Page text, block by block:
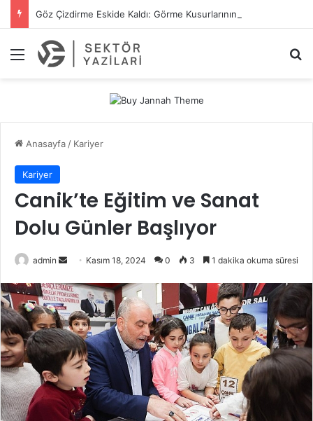
Menü
Anasayfa/ Kariyer
Kariyer
Canik’te Eğitim ve Sanat
Dolu Günler Başlıyor
admin
r
e
-
p
o
t
a
Kasım 18, 2024 0 3 1 dakika okuma süresi